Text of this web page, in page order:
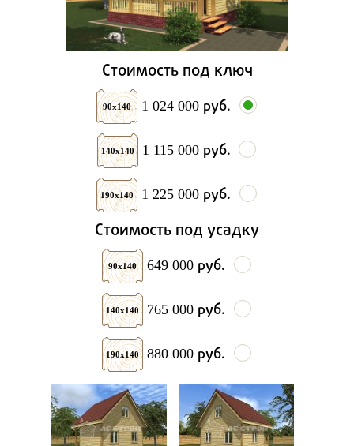
Стоимость под ключ
90х140 1 024 000 руб.
140х140 1 115 000руб.
190х140 1 225 000 руб.
Стоимость под усадку
90х140 649 000 руб.
140х140 765 000 руб.
190х140 880 000 руб.